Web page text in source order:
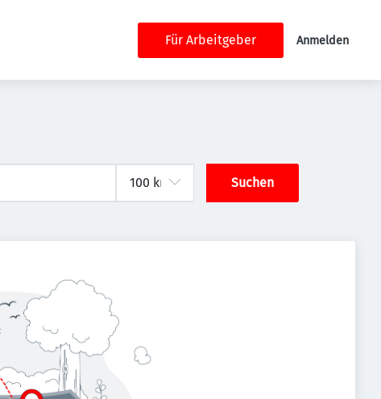
Für Arbeitgeber Anmelden
Suchen